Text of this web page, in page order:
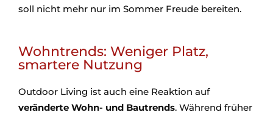
soll nicht mehr nur im Sommer Freude bereiten.
Wohntrends: Weniger Platz,
smartere Nutzung
Outdoor Living ist auch eine Reaktion auf
veränderte Wohn- und Bautrends. Während früher